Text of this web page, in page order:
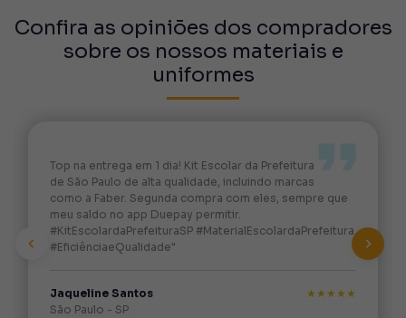
Confira as opiniões dos compradores
sobre os nossos materiais e
uniformes
Previous
Top na entrega em 1 dia! Kit Escolar da Prefeitura
de São Paulo de alta qualidade, incluindo marcas
como a Faber. Segunda compra com eles, sempre que
meu saldo no app Duepay permitir.
#KitEscolardaPrefeituraSP #MaterialEscolardaPrefeitura
#EficiênciaeQualidade"
Jaqueline Santos
São Paulo - SP
★★★★★